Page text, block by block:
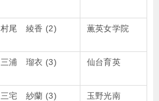
村尾 綾香 (2) 薫英女学院
三浦 瑠衣 (3) 仙台育英
三宅 紗蘭 (3) 玉野光南